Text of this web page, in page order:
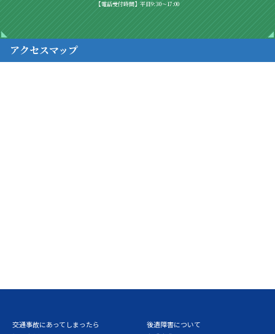
【電話受付時間】平日9:30～17:00
アクセスマップ
交通事故にあってしまったら
後遺障害について